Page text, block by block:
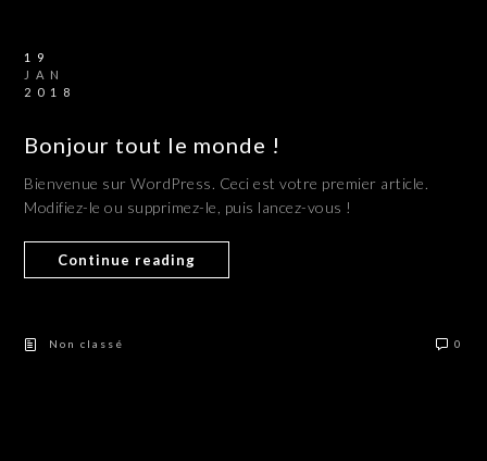
19
JAN
2018
Bonjour tout le monde !
Bienvenue sur WordPress. Ceci est votre premier article.
Modifiez-le ou supprimez-le, puis lancez-vous !
Continue reading
Non classé 0